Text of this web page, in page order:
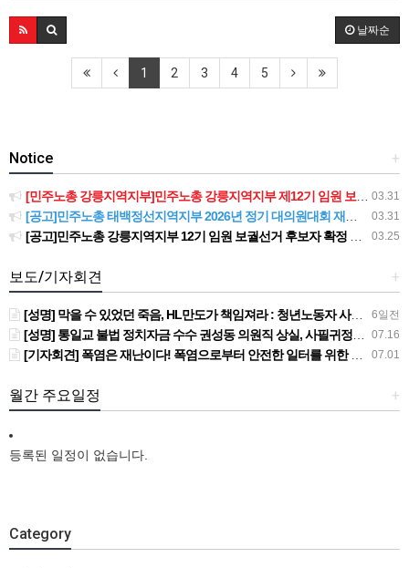
회 열려 07:21 클로징 : “스타벅스파트너는 일회용소모품이 아닙니다”날짜순
1 2 3 4 5
+
Notice
03.31
[민주노총 강릉지역지부]민주노총 강릉지역지부 제12기 임원 보궐선거결과 공고
03.31
[공고]민주노총 태백정선지역지부 2026년 정기 대의원대회 재소집 건
03.25
[공고]민주노총 강릉지역지부 12기 임원 보궐선거 후보자 확정 공고
+
보도/기자회견
6일전
[성명] 막을 수 있었던 죽음, HL만도가 책임져라 : 청년노동자 사망사고의 철저한 진상규명과 재발방지 대책 마련하라
07.16
[성명] 통일교 불법 정치자금 수수 권성동 의원직 상실, 사필귀정이다
07.01
[기자회견] 폭염은 재난이다! 폭염으로부터 안전한 일터를 위한 민주노총 강원지역본부 폭염감시단 선포 기자회견
+
월간 주요일정
등록된 일정이 없습니다.
Category